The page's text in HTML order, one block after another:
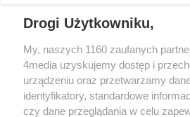
Drogi Użytkowniku,
My, naszych 1160 zaufanych
4media uzyskujemy dostęp i
urządzeniu oraz przetwarzamy
identyfikatory, standardowe
czy dane przeglądania w celu